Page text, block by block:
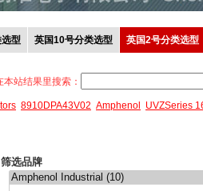
型 英国10号分类选型 英国2号分类选型
本站结果里搜索：
8910DPA43V02 Amphenol UVZSeries
筛选品牌